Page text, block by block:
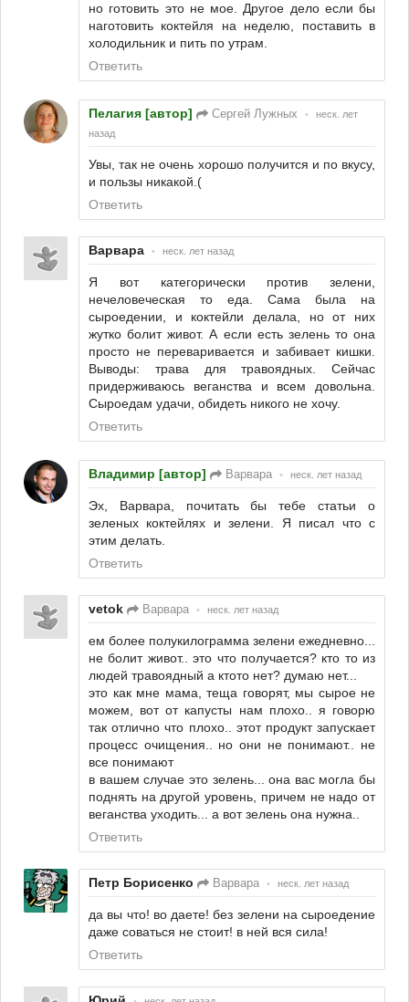
но готовить это не мое. Другое дело если бы
наготовить коктейля на неделю, поставить в
холодильник и пить по утрам.
Ответить
Пелагия [автор] Сергей Лужных •
неск. лет
назад
Увы, так не очень хорошо получится и по вкусу,
и пользы никакой.(
Ответить
Варвара • неск. лет назад
Я вот категорически против зелени,
нечеловеческая то еда. Сама была на
сыроедении, и коктейли делала, но от них
жутко болит живот. А если есть зелень то она
просто не переваривается и забивает кишки.
Выводы: трава для травоядных. Сейчас
придерживаюсь веганства и всем довольна.
Сыроедам удачи, обидеть никого не хочу.
Ответить
Владимир [автор] Варвара • неск. лет назад
Эх, Варвара, почитать бы тебе статьи о
зеленых коктейлях и зелени. Я писал что с
этим делать.
Ответить
vetok Варвара • неск. лет назад
ем более полукилограмма зелени ежедневно...
не болит живот.. это что получается? кто то из
людей травоядный а ктото нет? думаю нет...
это как мне мама, теща говорят, мы сырое не
можем, вот от капусты нам плохо.. я говорю
так отлично что плохо.. этот продукт запускает
процесс очищения.. но они не понимают.. не
все понимают
в вашем случае это зелень... она вас могла бы
поднять на другой уровень, причем не надо от
веганства уходить... а вот зелень она нужна..
Ответить
Петр Борисенко Варвара • неск. лет назад
да вы что! во даете! без зелени на сыроедение
даже соваться не стоит! в ней вся сила!
Ответить